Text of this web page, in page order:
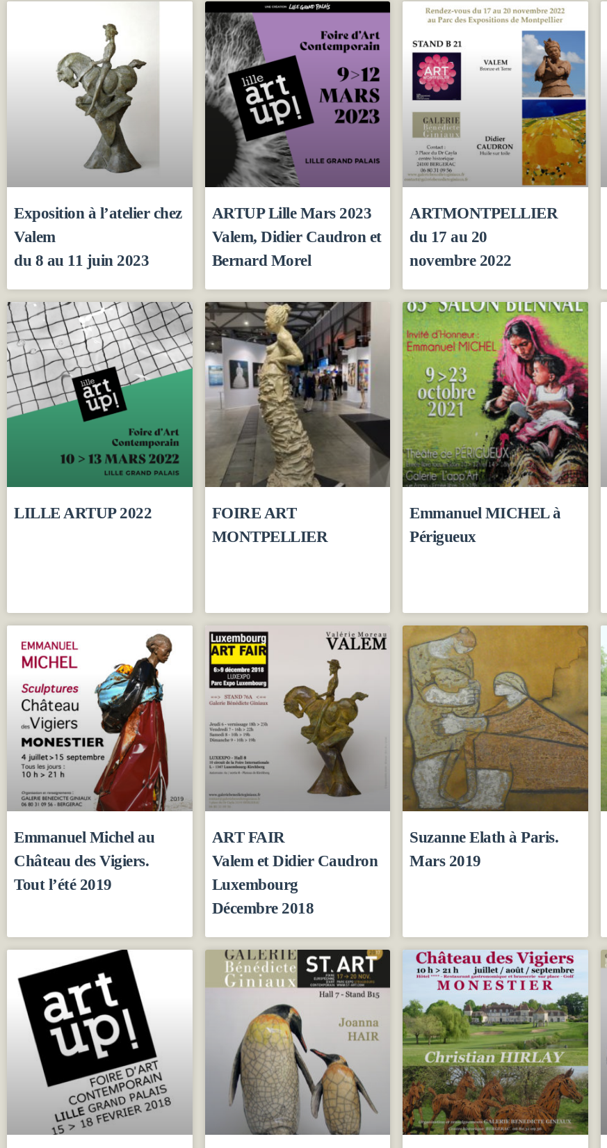
Exposition à l’atelier chez
Valem
du 8 au 11 juin 2023
ARTUP Lille Mars 2023
Valem, Didier Caudron et
Bernard Morel
ARTMONTPELLIER
du 17 au 20
novembre 2022
LILLE ARTUP 2022
FOIRE ART
MONTPELLIER
Emmanuel MICHEL à
Périgueux
Emmanuel Michel au
Château des Vigiers.
Tout l’été 2019
ART FAIR
Valem et Didier Caudron
Luxembourg
Décembre 2018
Suzanne Elath à Paris.
Mars 2019